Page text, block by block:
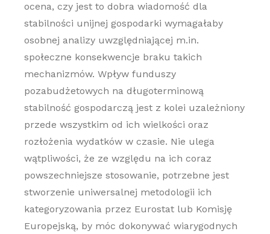
ocena, czy jest to dobra wiadomość dla
stabilności unijnej gospodarki wymagałaby
osobnej analizy uwzględniającej m.in.
społeczne konsekwencje braku takich
mechanizmów. Wpływ funduszy
pozabudżetowych na długoterminową
stabilność gospodarczą jest z kolei uzależniony
przede wszystkim od ich wielkości oraz
rozłożenia wydatków w czasie. Nie ulega
wątpliwości, że ze względu na ich coraz
powszechniejsze stosowanie, potrzebne jest
stworzenie uniwersalnej metodologii ich
kategoryzowania przez Eurostat lub Komisję
Europejską, by móc dokonywać wiarygodnych